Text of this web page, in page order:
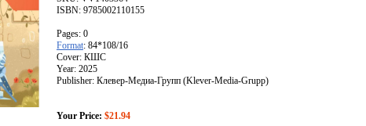
ISBN: 9785002110155
Pages: 0
Format: 84*108/16
Cover: КШС
Year: 2025
Publisher: Клевер-Медиа-Групп (Klever-Media-Grupp)
Your Price: $21.94